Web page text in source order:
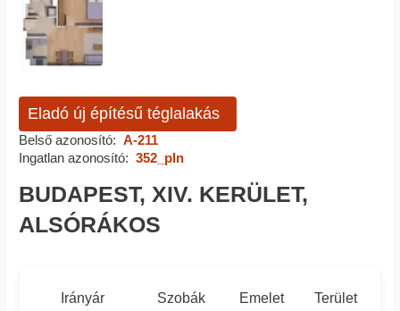
Eladó új építésű téglalakás
Belső azonosító: A-211
Ingatlan azonosító: 352_pln
BUDAPEST, XIV. KERÜLET,
ALSÓRÁKOS
Irányár Szobák Emelet Terület